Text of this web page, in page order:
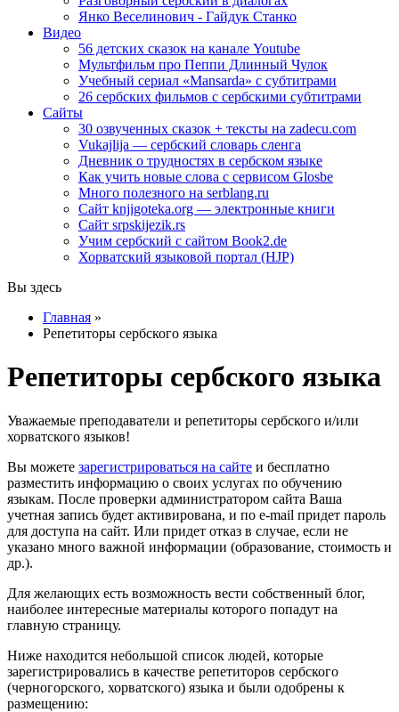
Янко Веселинович - Гайдук Станко
Видео
56 детских сказок на канале Youtube
Мультфильм про Пеппи Длинный Чулок
Учебный сериал «Mansarda» с субтитрами
26 сербских фильмов с сербскими субтитрами
Сайты
30 озвученных сказок + тексты на zadecu.com
Vukajlija — сербский словарь сленга
Дневник о трудностях в сербском языке
Как учить новые слова с сервисом Glosbe
Много полезного на serblang.ru
Сайт knjigoteka.org — электронные книги
Сайт srpskijezik.rs
Учим сербский с сайтом Book2.de
Хорватский языковой портал (HJP)
Вы здесь
Главная »
Репетиторы сербского языка
Репетиторы сербского языка
Уважаемые преподаватели и репетиторы сербского и/или
хорватского языков!
Вы можете зарегистрироваться на сайте и бесплатно
разместить информацию о своих услугах по обучению
языкам. После проверки администратором сайта Ваша
учетная запись будет активирована, и по e-mail придет пароль
для доступа на сайт. Или придет отказ в случае, если не
указано много важной информации (образование, стоимость и
др.).
Для желающих есть возможность вести собственный блог,
наиболее интересные материалы которого попадут на
главную страницу.
Ниже находится небольшой список людей, которые
зарегистрировались в качестве репетиторов сербского
(черногорского, хорватского) языка и были одобрены к
размещению: